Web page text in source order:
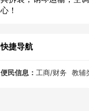
心！
快捷导航
便民信息： 工商/财务 教辅